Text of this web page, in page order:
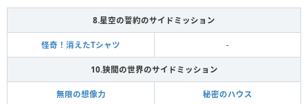
8.星空の誓約のサイドミッション
怪奇！消えたTシャツ -
10.狭間の世界のサイドミッション
無限の想像力 秘密のハウス